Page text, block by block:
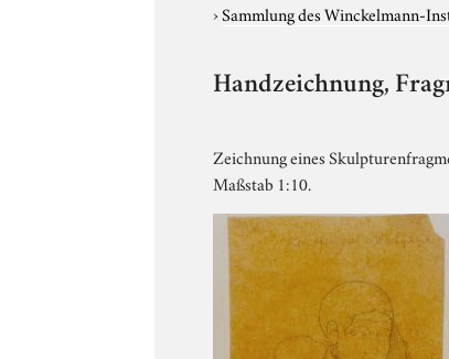
›Sammlung des Winckelmann-
Handzeichnung,
Zeichnung eines
Maßstab 1:10.